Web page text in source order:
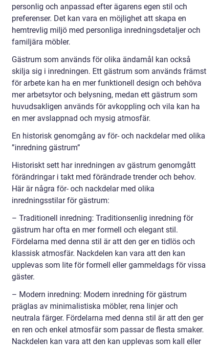
personlig och anpassad efter ägarens egen stil och
preferenser. Det kan vara en möjlighet att skapa en
hemtrevlig miljö med personliga inredningsdetaljer och
familjära möbler.
Gästrum som används för olika ändamål kan också
skilja sig i inredningen. Ett gästrum som används främst
för arbete kan ha en mer funktionell design och behöva
mer arbetsytor och belysning, medan ett gästrum som
huvudsakligen används för avkoppling och vila kan ha
en mer avslappnad och mysig atmosfär.
En historisk genomgång av för- och nackdelar med olika
”inredning gästrum”
Historiskt sett har inredningen av gästrum genomgått
förändringar i takt med förändrade trender och behov.
Här är några för- och nackdelar med olika
inredningsstilar för gästrum:
– Traditionell inredning: Traditionsenlig inredning för
gästrum har ofta en mer formell och elegant stil.
Fördelarna med denna stil är att den ger en tidlös och
klassisk atmosfär. Nackdelen kan vara att den kan
upplevas som lite för formell eller gammeldags för vissa
gäster.
– Modern inredning: Modern inredning för gästrum
präglas av minimalistiska möbler, rena linjer och
neutrala färger. Fördelarna med denna stil är att den ger
en ren och enkel atmosfär som passar de flesta smaker.
Nackdelen kan vara att den kan upplevas som kall eller